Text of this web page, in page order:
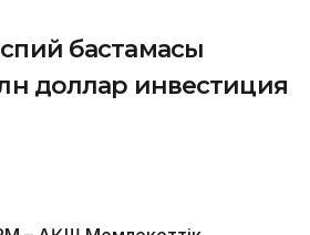
бастамасы
доллар инвестиция